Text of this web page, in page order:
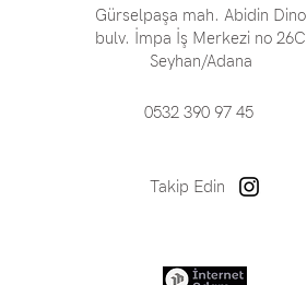
Gürselpaşa mah. Abidin Dino
bulv. İmpa İş Merkezi no 26C
Seyhan/Adana​
0532 390 97 45
Takip Edin